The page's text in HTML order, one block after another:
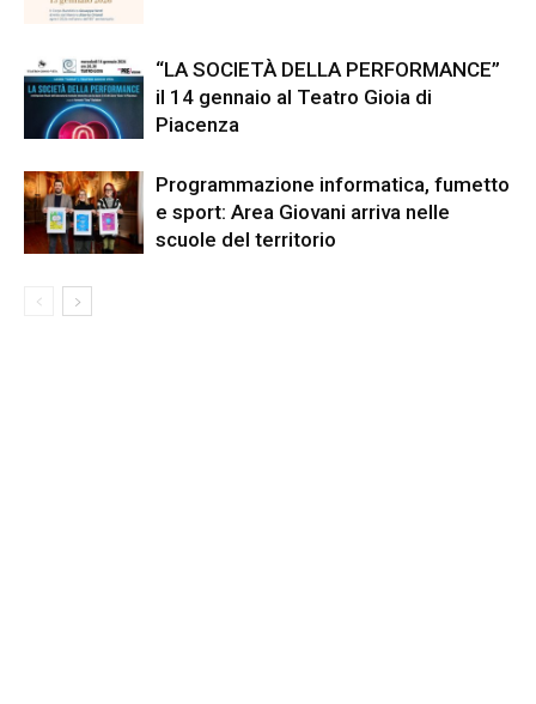
“LA SOCIETÀ DELLA PERFORMANCE”
il 14 gennaio al Teatro Gioia di
Piacenza
Programmazione informatica, fumetto
e sport: Area Giovani arriva nelle
scuole del territorio